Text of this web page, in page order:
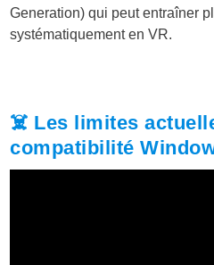
Generation) qui peut entraîner
systématiquement en VR.
☠️ Les limites
compatibilité